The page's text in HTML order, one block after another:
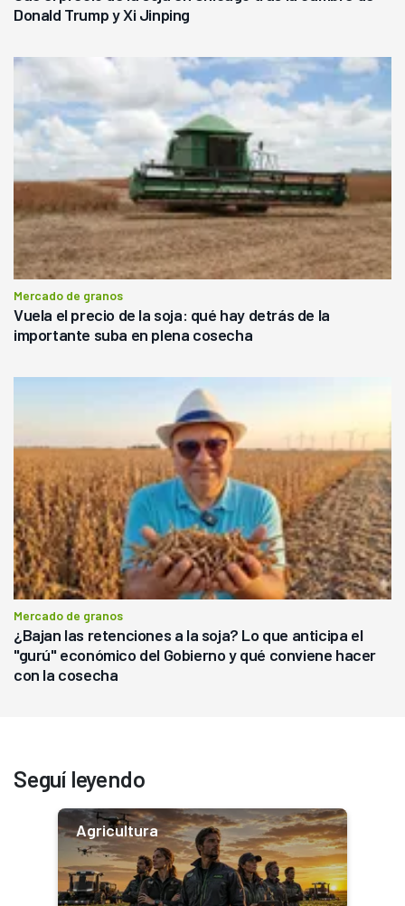
Donald Trump y Xi Jinping
Mercado de granos
Vuela el precio de la soja: qué hay detrás de la
importante suba en plena cosecha
Mercado de granos
¿Bajan las retenciones a la soja? Lo que anticipa el
"gurú" económico del Gobierno y qué conviene hacer
con la cosecha
Seguí leyendo
Agricultura